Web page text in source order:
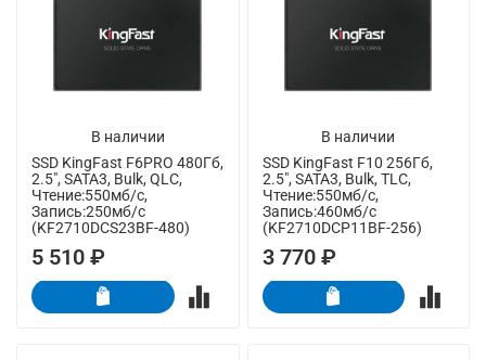
В наличии
SSD KingFast F6PRO 480Гб,
2.5", SATA3, Bulk, QLC,
Чтение:550мб/с,
Запись:250мб/с
(KF2710DCS23BF-480)
5 510 ₽
В наличии
SSD KingFast F10 256Гб,
2.5", SATA3, Bulk, TLC,
Чтение:550мб/с,
Запись:460мб/с
(KF2710DCP11BF-256)
3 770 ₽